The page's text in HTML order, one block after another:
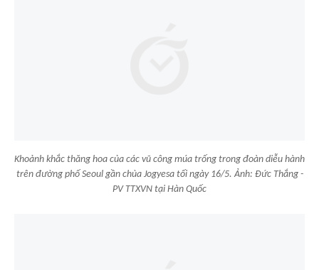
Khoảnh khắc thăng hoa của các vũ công múa trống trong đoàn diễu hành
trên đường phố Seoul gần chùa Jogyesa tối ngày 16/5. Ảnh: Đức Thắng -
PV TTXVN tại Hàn Quốc